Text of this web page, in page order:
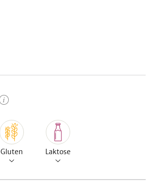
Gluten Laktose